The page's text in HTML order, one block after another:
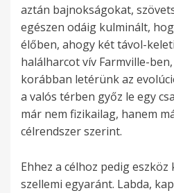
aztán bajnokságokat,
egészen odáig kulminált,
élőben, ahogy két távol-
halálharcot vív Farmville-
korábban letérünk az
a valós térben győz le egy
már nem fizikailag, hanem
célrendszer szerint.
Ehhez a célhoz pedig eszköz
szellemi egyaránt. Labda,